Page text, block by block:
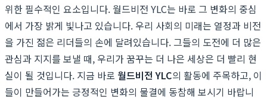
위한 필수적인 요소입니다. 월드비전 YLC는 바로 그 변화의 중심
에서 가장 밝게 빛나고 있습니다. 우리 사회의 미래는 열정과 비전
을 가진 젊은 리더들의 손에 달려있습니다. 그들의 도전에 더 많은
관심과 지지를 보낼 때, 우리가 꿈꾸는 더 나은 세상은 더 빨리 현
실이 될 것입니다. 지금 바로 월드비전 YLC의 활동에 주목하고, 이
들이 만들어가는 긍정적인 변화의 물결에 동참해 보시기 바랍니